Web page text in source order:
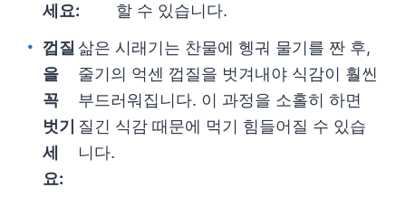
세요:
할 수 있습니다.
껍질
을
꼭
벗기
세
요:
삶은 시래기는 찬물에 헹궈 물기를 짠 후,
줄기의 억센 껍질을 벗겨내야 식감이 훨씬
부드러워집니다. 이 과정을 소홀히 하면
질긴 식감 때문에 먹기 힘들어질 수 있습
니다.